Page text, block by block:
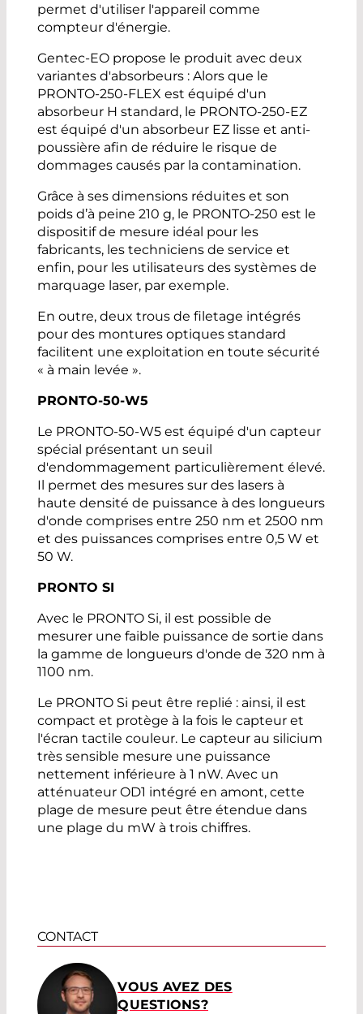
permet d'utiliser l'appareil comme
compteur d'énergie.
Gentec-EO propose le produit avec deux
variantes d'absorbeurs : Alors que le
PRONTO-250-FLEX est équipé d'un
absorbeur H standard, le PRONTO-250-EZ
est équipé d'un absorbeur EZ lisse et anti-
poussière afin de réduire le risque de
dommages causés par la contamination.
Grâce à ses dimensions réduites et son
poids d’à peine 210 g, le PRONTO-250 est le
dispositif de mesure idéal pour les
fabricants, les techniciens de service et
enfin, pour les utilisateurs des systèmes de
marquage laser, par exemple.
En outre, deux trous de filetage intégrés
pour des montures optiques standard
facilitent une exploitation en toute sécurité
« à main levée ».
PRONTO-50-W5
Le PRONTO-50-W5 est équipé d'un capteur
spécial présentant un seuil
d'endommagement particulièrement élevé.
Il permet des mesures sur des lasers à
haute densité de puissance à des longueurs
d'onde comprises entre 250 nm et 2500 nm
et des puissances comprises entre 0,5 W et
50 W.
PRONTO SI
Avec le PRONTO Si, il est possible de
mesurer une faible puissance de sortie dans
la gamme de longueurs d'onde de 320 nm à
1100 nm.
Le PRONTO Si peut être replié : ainsi, il est
compact et protège à la fois le capteur et
l'écran tactile couleur. Le capteur au silicium
très sensible mesure une puissance
nettement inférieure à 1 nW. Avec un
atténuateur OD1 intégré en amont, cette
plage de mesure peut être étendue dans
une plage du mW à trois chiffres.
CONTACT
VOUS AVEZ DES
QUESTIONS?